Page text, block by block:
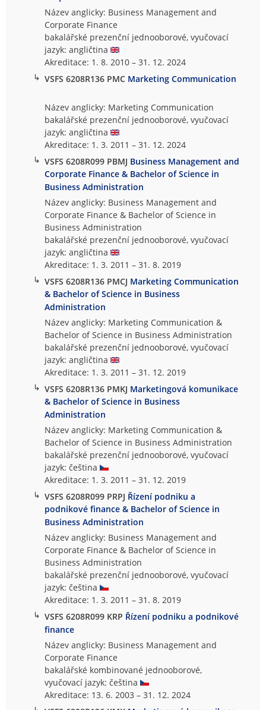
Název anglicky: Business Management and
Corporate Finance
bakalářské prezenční jednooborové, vyučovací
jazyk: angličtina
Akreditace: 1. 8. 2010 – 31. 12. 2024
↳ VSFS 6208R136 PMC Marketing Communication
Název anglicky: Marketing Communication
bakalářské prezenční jednooborové, vyučovací
jazyk: angličtina
Akreditace: 1. 3. 2011 – 31. 12. 2024
↳ VSFS 6208R099 PBMJ Business Management and
Corporate Finance & Bachelor of Science in
Business Administration
Název anglicky: Business Management and
Corporate Finance & Bachelor of Science in
Business Administration
bakalářské prezenční jednooborové, vyučovací
jazyk: angličtina
Akreditace: 1. 3. 2011 – 31. 8. 2019
↳ VSFS 6208R136 PMCJ Marketing Communication
& Bachelor of Science in Business
Administration
Název anglicky: Marketing Communication &
Bachelor of Science in Business Administration
bakalářské prezenční jednooborové, vyučovací
jazyk: angličtina
Akreditace: 1. 3. 2011 – 31. 12. 2019
↳ VSFS 6208R136 PMKJ Marketingová komunikace
& Bachelor of Science in Business
Administration
Název anglicky: Marketing Communication &
Bachelor of Science in Business Administration
bakalářské prezenční jednooborové, vyučovací
jazyk: čeština
Akreditace: 1. 3. 2011 – 31. 12. 2019
↳ VSFS 6208R099 PRPJ Řízení podniku a
podnikové finance & Bachelor of Science in
Business Administration
Název anglicky: Business Management and
Corporate Finance & Bachelor of Science in
Business Administration
bakalářské prezenční jednooborové, vyučovací
jazyk: čeština
Akreditace: 1. 3. 2011 – 31. 8. 2019
↳ VSFS 6208R099 KRP Řízení podniku a podnikové
finance
Název anglicky: Business Management and
Corporate Finance
bakalářské kombinované jednooborové,
vyučovací jazyk: čeština
Akreditace: 13. 6. 2003 – 31. 12. 2024